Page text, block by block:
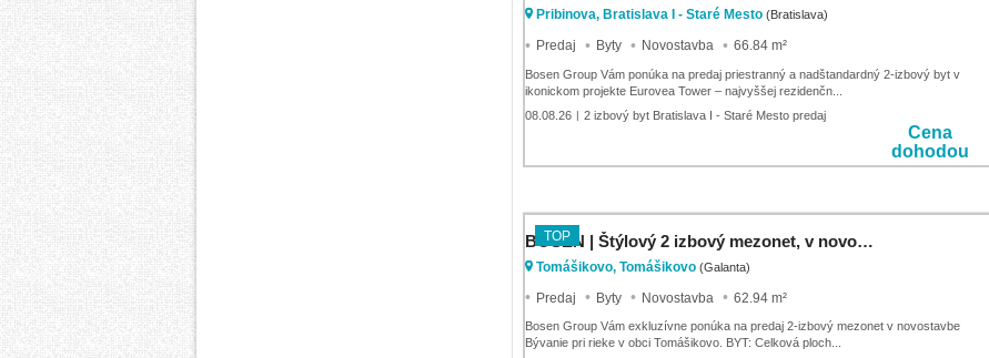
Pribinova, Bratislava I - Staré Mesto (Bratislava)
Predaj Byty Novostavba 66.84 m²
Bosen Group Vám ponúka na predaj priestranný a nadštandardný 2-izbový byt v
ikonickom projekte Eurovea Tower – najvyššej rezidenčn...
08.08.26 | 2 izbový byt Bratislava I - Staré Mesto predaj
Cena
dohodou
TOP BOSEN | Štýlový 2 izbový mezonet, v novostavbe Tomášikovo
Tomášikovo, Tomášikovo (Galanta)
Predaj Byty Novostavba 62.94 m²
Bosen Group Vám exkluzívne ponúka na predaj 2-izbový mezonet v novostavbe
Bývanie pri rieke v obci Tomášikovo. BYT: Celková ploch...